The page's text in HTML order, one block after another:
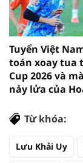
Tuyển Việt
toán xoay tua
Cup 2026 và
nảy lửa của
Từ khóa:
Lưu Khải Uy